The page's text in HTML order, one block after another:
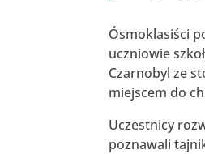
Ósmoklasiści
uczniowie
Czarnobyl ze
miejscem do
Uczestnicy
poznawali